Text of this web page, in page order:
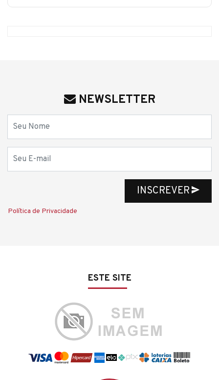
NEWSLETTER
INSCREVER
Política de Privacidade
ESTE SITE